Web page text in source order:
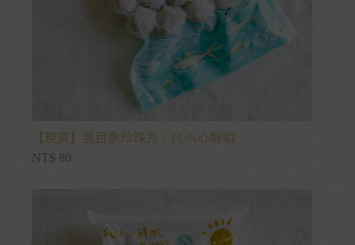
【現貨】虱目魚珍珠丸｜FUN心鮮蝦
NT$ 80